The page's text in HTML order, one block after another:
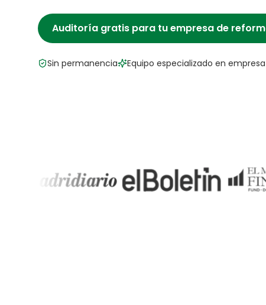
Auditoría gratis para tuempresa de
Sin permanencia Equipo especializado en